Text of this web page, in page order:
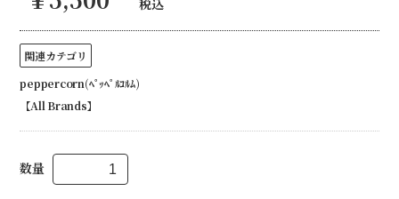
税込
関連カテゴリ
peppercorn(ﾍﾟｯﾍﾟﾙｺﾙﾑ)
【All Brands】
数量